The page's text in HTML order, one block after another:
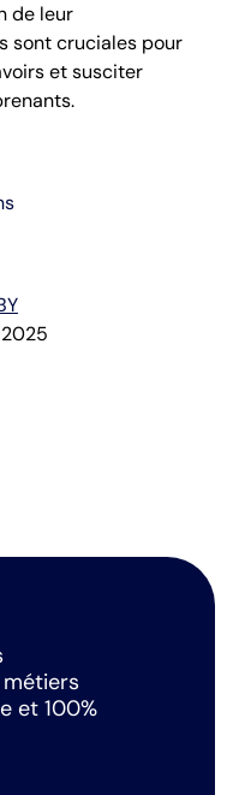
de leur
sont cruciales pour
et susciter
et 100%